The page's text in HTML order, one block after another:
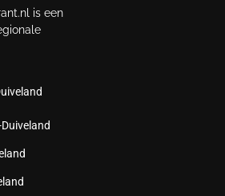
is een